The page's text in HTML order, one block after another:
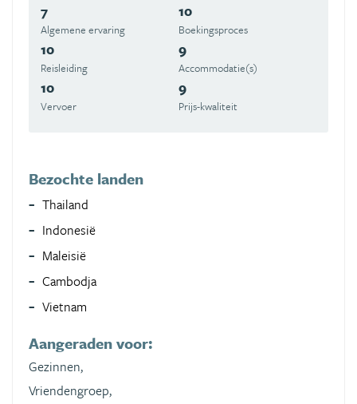
7
Algemene ervaring
10
Boekingsproces
10
Reisleiding
9
Accommodatie(s)
10
Vervoer
9
Prijs-kwaliteit
Bezochte landen
Thailand
Indonesië
Maleisië
Cambodja
Vietnam
Aangeraden voor:
Gezinnen,
Vriendengroep,